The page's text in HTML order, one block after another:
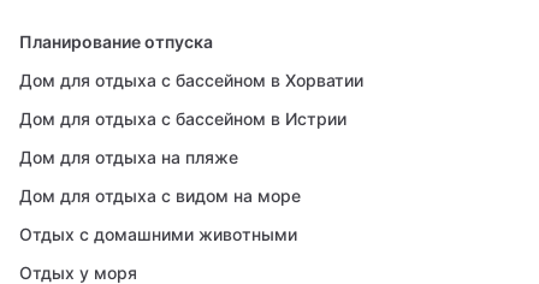
Планирование отпуска
Дом для отдыха с бассейном в Хорватии
Дом для отдыха с бассейном в Истрии
Дом для отдыха на пляже
Дом для отдыха с видом на море
Отдых с домашними животными
Отдых у моря